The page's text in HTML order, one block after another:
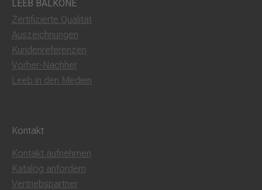
LEEB BALKONE
Zertifizierte Qualität
Auszeichnungen
Kundenreferenzen
Vorher-Nachher
Leeb in den Medien
Kontakt
Kontakt aufnehmen
Katalog anfordern
Vertriebspartner